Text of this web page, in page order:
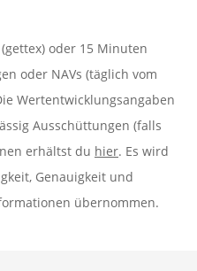
oder 15 Minuten
oder NAVs (täglich vom
Wertentwicklungsangaben
Ausschüttungen (falls
erhältst du hier. Es wird
Genauigkeit und
übernommen.